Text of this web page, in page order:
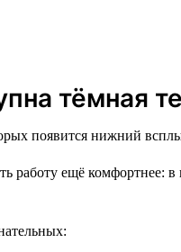
тёмная
появится нижний